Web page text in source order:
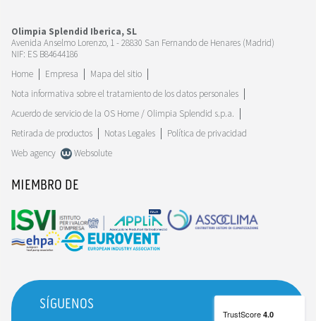
Olimpia Splendid Iberica, SL
Avenida Anselmo Lorenzo, 1 - 28830 San Fernando de Henares (Madrid)
NIF: ES B84644186
Home
Empresa
Mapa del sitio
Nota informativa sobre el tratamiento de los datos personales
Acuerdo de servicio de la OS Home / Olimpia Splendid s.p.a.
Retirada de productos
Notas Legales
Política de privacidad
Web agency
Websolute
MIEMBRO DE
SÍGUENOS